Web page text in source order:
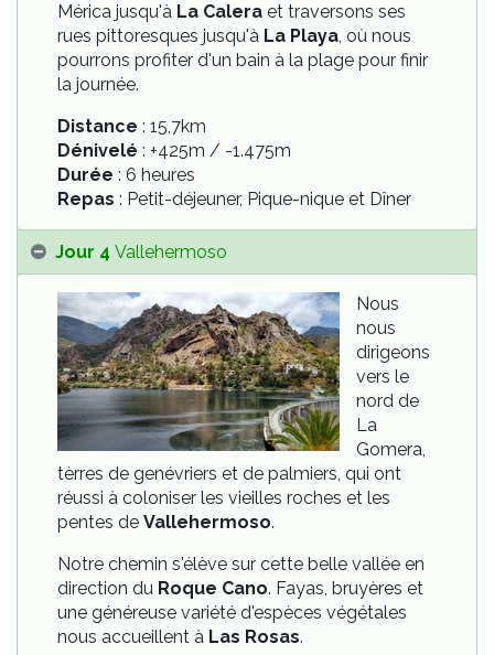
Mérica jusqu'à La Calera et traversons ses
rues pittoresques jusqu'à La Playa, où nous
pourrons profiter d'un bain à la plage pour finir
la journée.
Distance : 15,7km
Dénivelé : +425m / -1.475m
Durée : 6 heures
Repas : Petit-déjeuner, Pique-nique et Dîner
Jour 4 Vallehermoso
Nous
nous
dirigeons
vers le
nord de
La
Gomera,
tèrres de genévriers et de palmiers, qui ont
réussi à coloniser les vieilles roches et les
pentes de Vallehermoso.
Notre chemin s'élève sur cette belle vallée en
direction du Roque Cano. Fayas, bruyères et
une généreuse variété d'espèces végétales
nous accueillent à Las Rosas.